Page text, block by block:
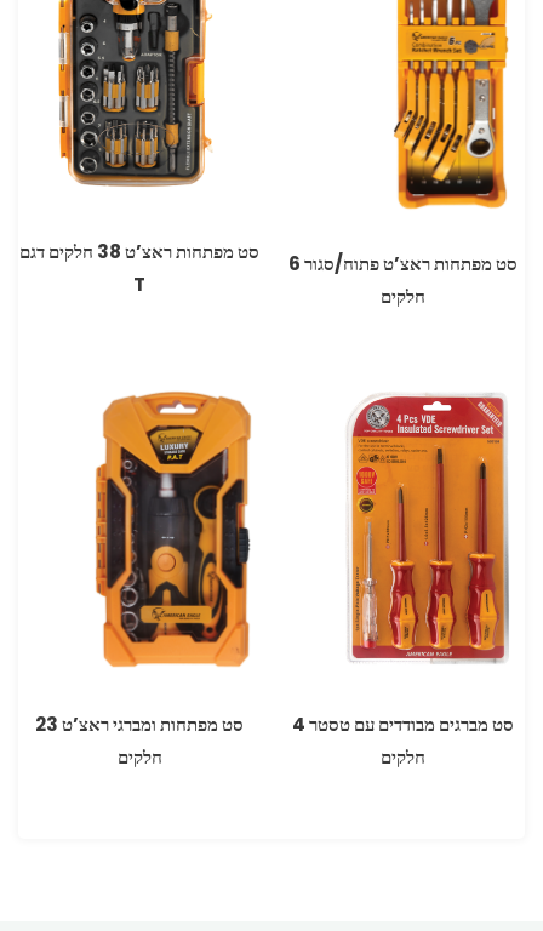
סט מפתחות ראצ’ט פתוח/סגור 6
חלקים
סט מפתחות ראצ’ט 38 חלקים דגם
T
סט מברגים מבודדים עם טסטר 4
חלקים
סט מפתחות ומברגי ראצ’ט 23
חלקים